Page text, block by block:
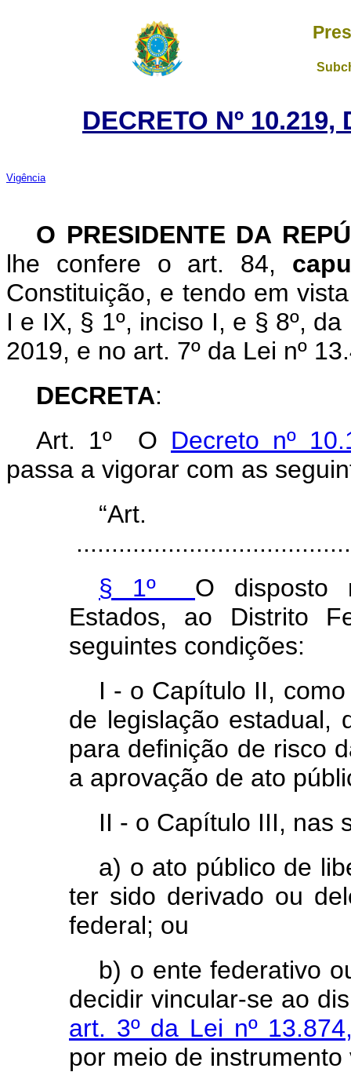
DECRETO Nº
Vigência
O PRESIDENTE DA
lhe confere o art. 84,
Constituição, e tendo em
I e IX, § 1º, inciso I, e § 8º,
2019, e no art. 7º da Lei nº
DECRETA:
Art. 1º O Decreto nº
passa a vigorar com as
§ 1º O disposto
Estados, ao Distrito
seguintes condições:
I - o Capítulo II,
de legislação estadual,
para definição de risco
a aprovação de ato
II - o Capítulo III, nas
a) o ato público de
ter sido derivado ou
federal; ou
b) o ente federativo
decidir vincular-se ao
art. 3º da Lei nº
por meio de